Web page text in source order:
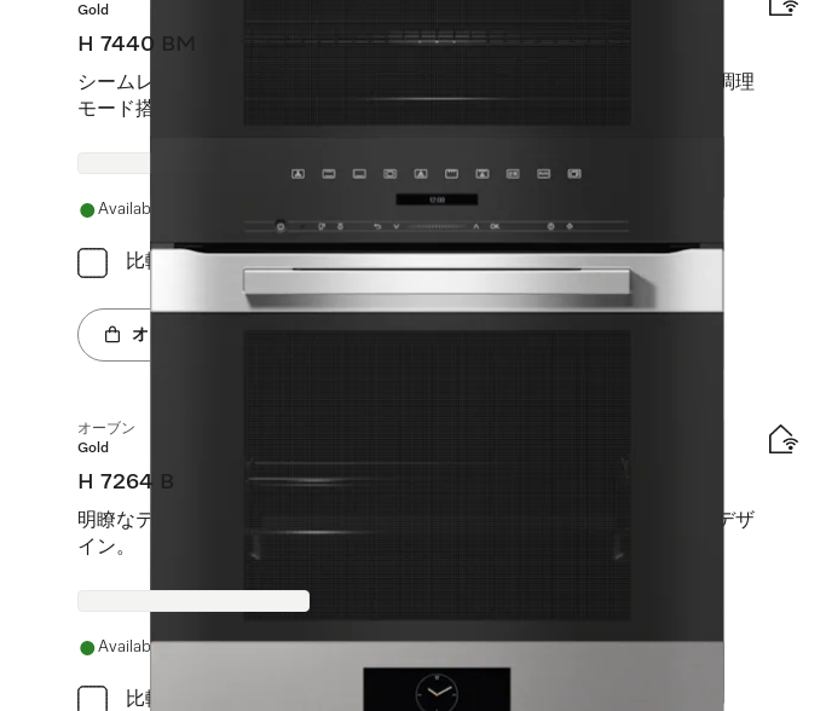
Gold
H 7440 BM
シームレスデザイン、自動プログラム、レンジとオーブンを組み合わせた調理
モード搭載。
Available
比較
オンラインショップへ
オーブン
Gold
H 7264 B
明瞭なテキスト表示、パーフェクトクリーン加工を備えた、シームレスなデザ
イン。
Available
比較